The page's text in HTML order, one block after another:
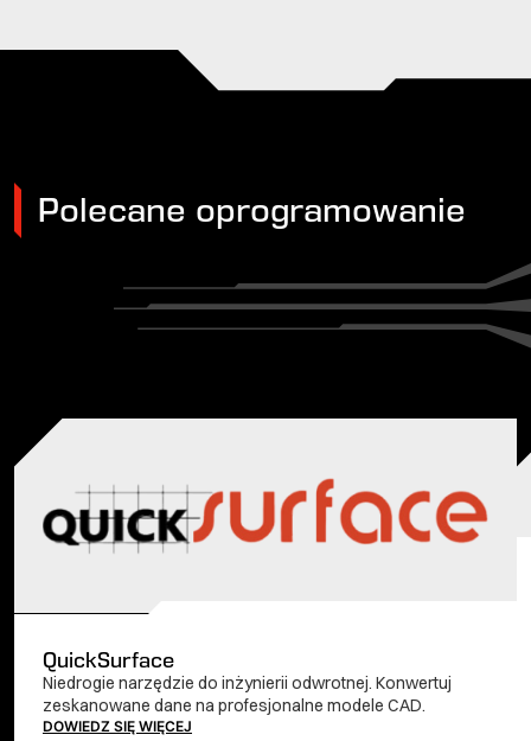
Polecane oprogramowanie
QuickSurface
Niedrogie narzędzie do inżynierii odwrotnej. Konwertuj
zeskanowane dane na profesjonalne modele CAD.
DOWIEDZ SIĘ WIĘCEJ